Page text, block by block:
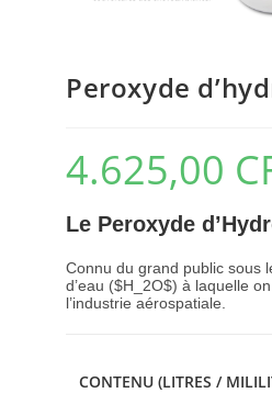
Peroxyde
4.625,00
Le Peroxyde
Connu du grand public sous
d’eau ($H_2O$) à laquelle
l’industrie aérospatiale.
CONTENU (LITRES /